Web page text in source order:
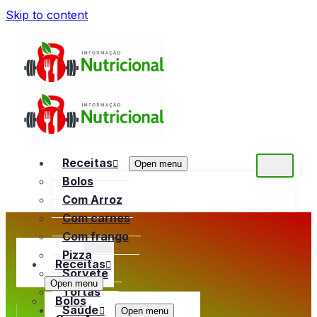
Skip to content
Receitas Open menu
Bolos
Com Arroz
Com carnes
Com frango
Pizza
Sorvete
Tortas
Saúde
Open menu
Receitas
Open menu
Bolos